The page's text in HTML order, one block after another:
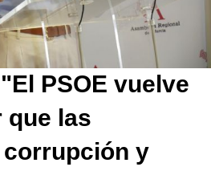
PSOE vuelve
que las
y